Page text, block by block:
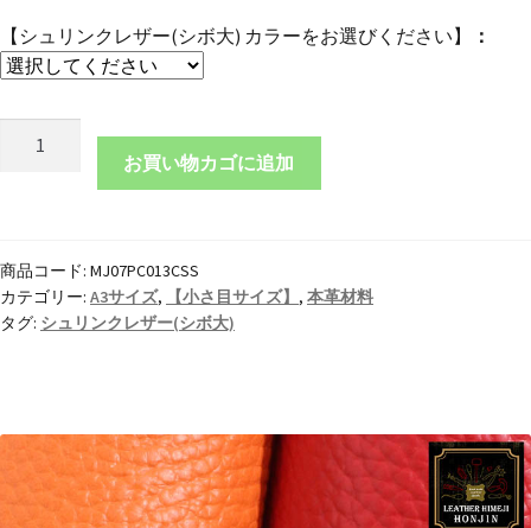
【シュリンクレザー(シボ大) カラーをお選びください】
ズ
シ
ク
お買い物カゴに追加
商品コード: MJ07PC013CSS
カテゴリー: A3サイズ, 【小さ目サイズ】 , 本革材料
タグ: シュリンクレザー(シボ大)